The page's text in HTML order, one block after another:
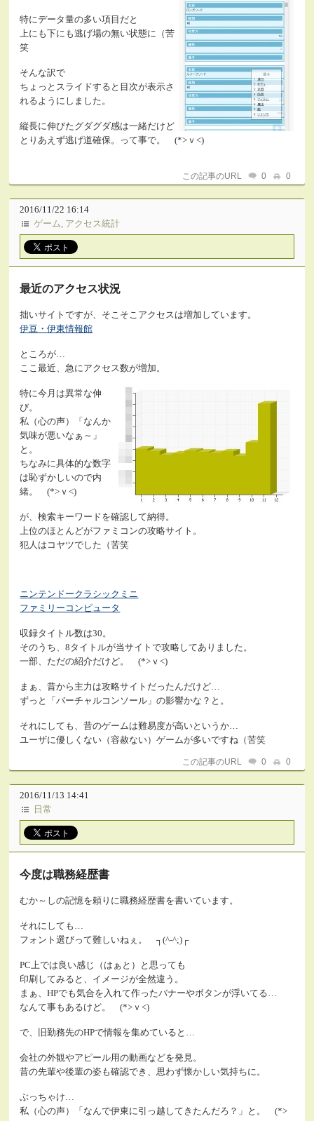
特にデータ量の多い項目だと
上にも下にも逃げ場の無い状態に（苦
笑
そんな訳で
ちょっとスライドすると目次が表示さ
れるようにしました。
縦長に伸びたグダグダ感は一緒だけど
とりあえず逃げ道確保。って事で。 (*>ｖ<)
この記事のURL 0 0
2016/11/22 16:14
ゲーム, アクセス統計
最近のアクセス状況
拙いサイトですが、そこそこアクセスは増加しています。
伊豆・伊東情報館
ところが…
ここ最近、急にアクセス数が増加。
特に今月は異常な伸
び。
私（心の声）「なんか
気味が悪いなぁ～」
と。
ちなみに具体的な数字
は恥ずかしいので内
緒。 (*>ｖ<)
が、検索キーワードを確認して納得。
上位のほとんどがファミコンの攻略サイト。
犯人はコヤツでした（苦笑
ニンテンドークラシックミニ
ファミリーコンピュータ
収録タイトル数は30。
そのうち、8タイトルが当サイトで攻略してありました。
一部、ただの紹介だけど。 (*>ｖ<)
まぁ、昔から主力は攻略サイトだったんだけど…
ずっと「バーチャルコンソール」の影響かな？と。
それにしても、昔のゲームは難易度が高いというか…
ユーザに優しくない（容赦ない）ゲームが多いですね（苦笑
この記事のURL 0 0
2016/11/13 14:41
日常
今度は職務経歴書
むか～しの記憶を頼りに職務経歴書を書いています。
それにしても…
フォント選びって難しいねぇ。 ┐(^-^;)┌
PC上では良い感じ（はぁと）と思っても
印刷してみると、イメージが全然違う。
まぁ、HPでも気合を入れて作ったバナーやボタンが浮いてる…
なんて事もあるけど。 (*>ｖ<)
で、旧勤務先のHPで情報を集めていると…
会社の外観やアピール用の動画などを発見。
昔の先輩や後輩の姿も確認でき、思わず懐かしい気持ちに。
ぶっちゃけ…
私（心の声）「なんで伊東に引っ越してきたんだろ？」と。 (*>